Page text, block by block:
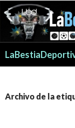
Archivo de la